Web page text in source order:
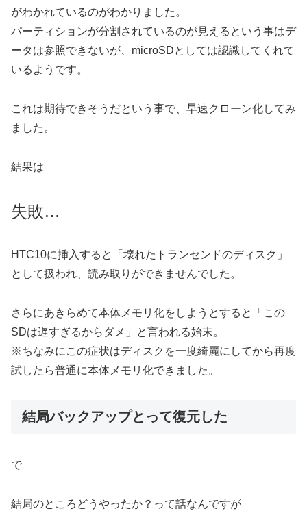
がわかれているのがわかりました。
パーティションが分割されているのが見えるという事はデ
ータは参照できないが、microSDとしては認識してくれて
いるようです。
これは期待できそうだという事で、早速クローン化してみ
ました。
結果は
失敗…
HTC10に挿入すると「壊れたトランセンドのディスク」
として扱われ、読み取りができませんでした。
さらにあきらめて本体メモリ化をしようとすると「この
SDは遅すぎるからダメ」と言われる始末。
※ちなみにこの症状はディスクを一度綺麗にしてから再度
試したら普通に本体メモリ化できました。
結局バックアップとって復元した
で
結局のところどうやったか？って話なんですが